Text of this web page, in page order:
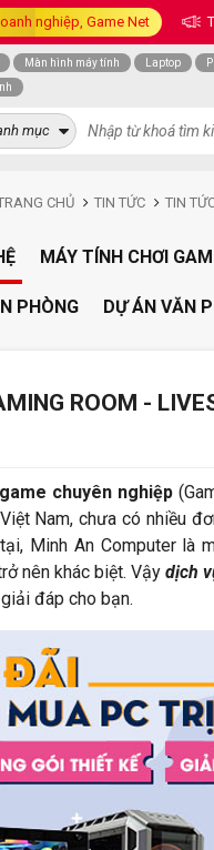
nghiệp, Game Net
Màn hình máy tính Laptop
mục
CHỦ TIN TỨC TIN
MÁY TÍNH CHƠI
PHÒNG DỰ ÁN VĂN
ROOM -
chuyên nghiệp
Nam, chưa có nhiều
Minh An Computer
nên khác biệt. Vậy dịch
đáp cho bạn.
Nhận ngay tựa
Wukong khi sắm